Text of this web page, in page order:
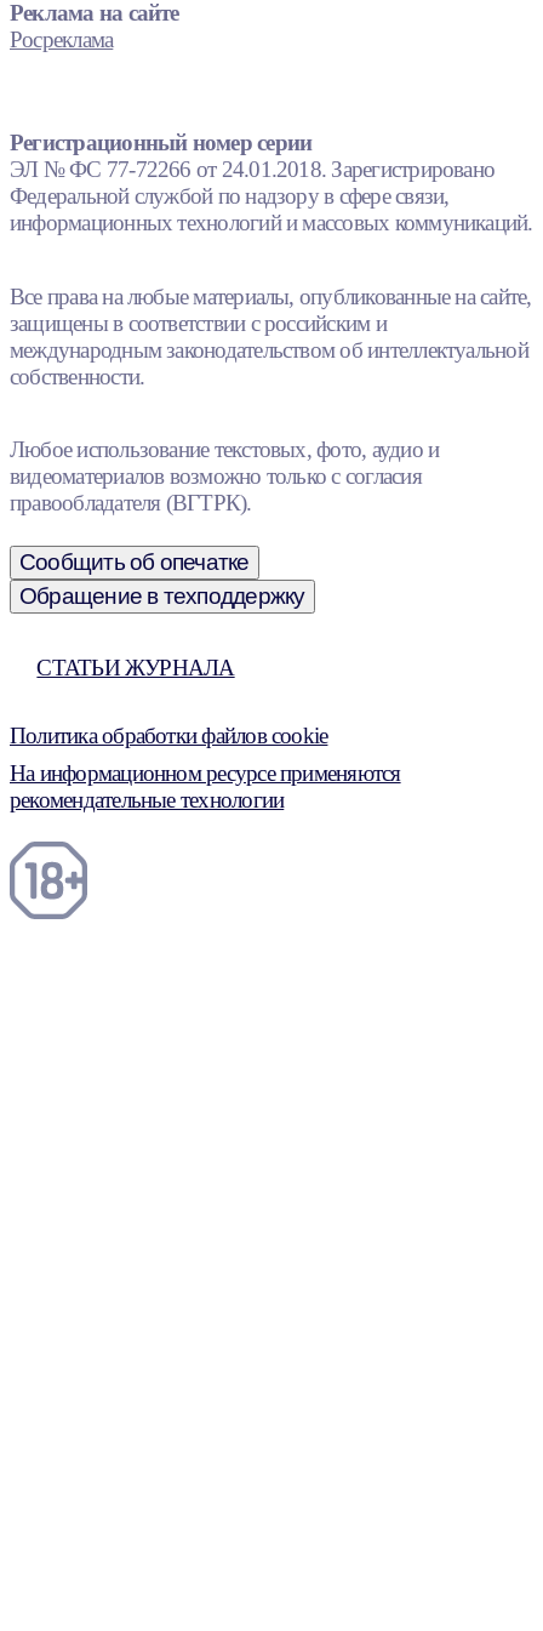
Реклама на сайте
Росреклама
Регистрационный номер серии
ЭЛ № ФС 77-72266 от 24.01.2018. Зарегистрировано
Федеральной службой по надзору в сфере связи,
информационных технологий и массовых коммуникаций.
Все права на любые материалы, опубликованные на сайте,
защищены в соответствии с российским и
международным законодательством об интеллектуальной
собственности.
Любое использование текстовых, фото, аудио и
видеоматериалов возможно только с согласия
правообладателя (ВГТРК).
Сообщить об опечатке
Обращение в техподдержку
СТАТЬИ ЖУРНАЛА
Политика обработки файлов cookie
На информационном ресурсе применяются
рекомендательные технологии